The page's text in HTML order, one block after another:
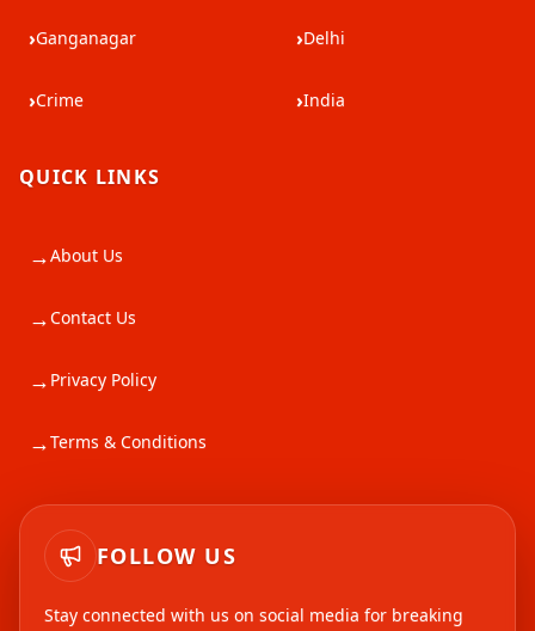
›Ganganagar
›Crime
›Delhi
›India
QUICK LINKS
→About Us
→Contact Us
→ Privacy Policy
→Terms & Conditions
FOLLOW US
Stay connected with us on social media for breaking